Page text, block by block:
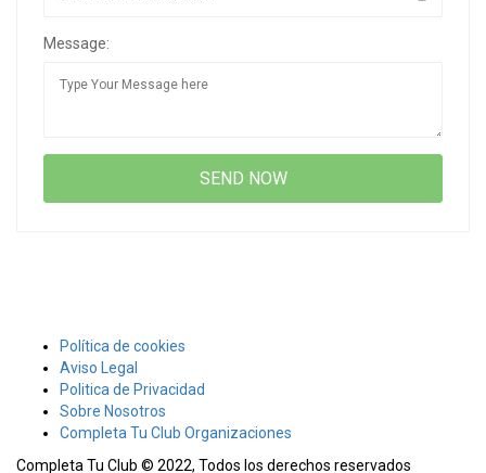
Message:
Política de cookies
Aviso Legal
Politica de Privacidad
Sobre Nosotros
Completa Tu Club Organizaciones
Completa Tu Club © 2022, Todos los derechos reservados